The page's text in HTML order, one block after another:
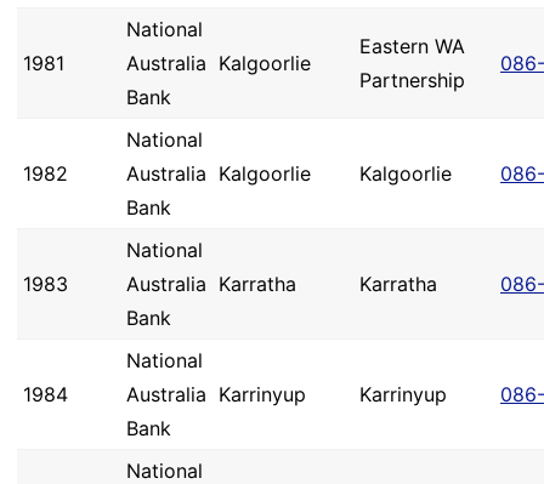
1981
National
Australia
Bank
Kalgoorlie
Eastern WA
Partnership
1982
National
Australia
Bank
Kalgoorlie Kalgoorlie
1983
National
Australia
Bank
Karratha Karratha
1984
National
Australia
Bank
Karrinyup Karrinyup
National